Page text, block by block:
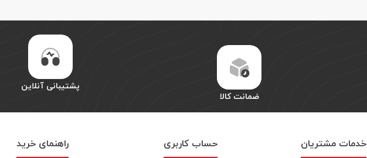
ضمانت کالا
پشتیبانی آنلاین
خدمات مشتریان حساب کاربری راهنمای خرید